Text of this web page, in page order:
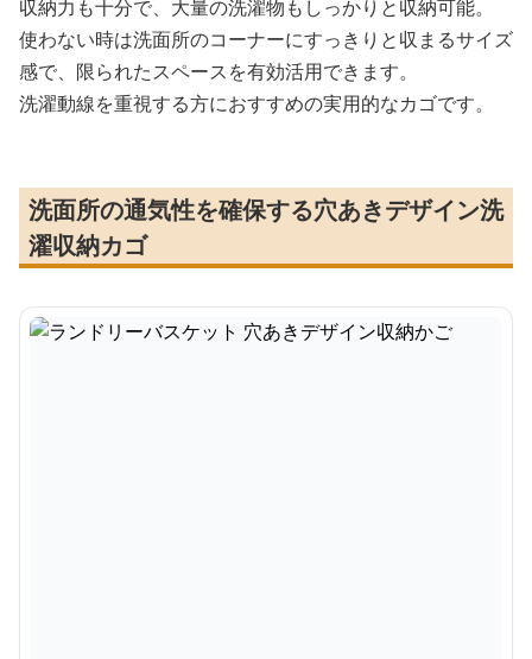
収納力も十分で、大量の洗濯物もしっかりと収納可能。
使わない時は洗面所のコーナーにすっきりと収まるサイズ
感で、限られたスペースを有効活用できます。
洗濯動線を重視する方におすすめの実用的なカゴです。
洗面所の通気性を確保する穴あきデザイン洗
濯収納カゴ